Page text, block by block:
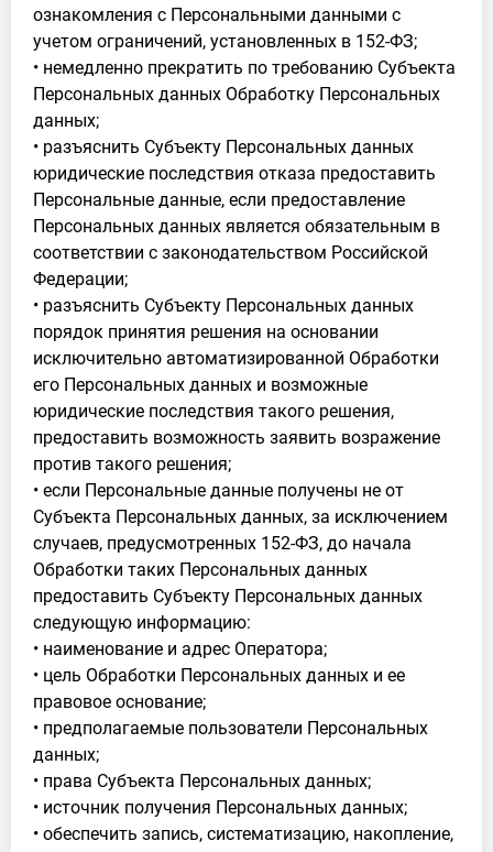
ознакомления с Персональными данными с
учетом ограничений, установленных в 152-ФЗ;
• немедленно прекратить по требованию Субъекта
Персональных данных Обработку Персональных
данных;
• разъяснить Субъекту Персональных данных
юридические последствия отказа предоставить
Персональные данные, если предоставление
Персональных данных является обязательным в
соответствии с законодательством Российской
Федерации;
• разъяснить Субъекту Персональных данных
порядок принятия решения на основании
исключительно автоматизированной Обработки
его Персональных данных и возможные
юридические последствия такого решения,
предоставить возможность заявить возражение
против такого решения;
• если Персональные данные получены не от
Субъекта Персональных данных, за исключением
случаев, предусмотренных 152-ФЗ, до начала
Обработки таких Персональных данных
предоставить Субъекту Персональных данных
следующую информацию:
• наименование и адрес Оператора;
• цель Обработки Персональных данных и ее
правовое основание;
• предполагаемые пользователи Персональных
данных;
• права Субъекта Персональных данных;
• источник получения Персональных данных;
• обеспечить запись, систематизацию, накопление,